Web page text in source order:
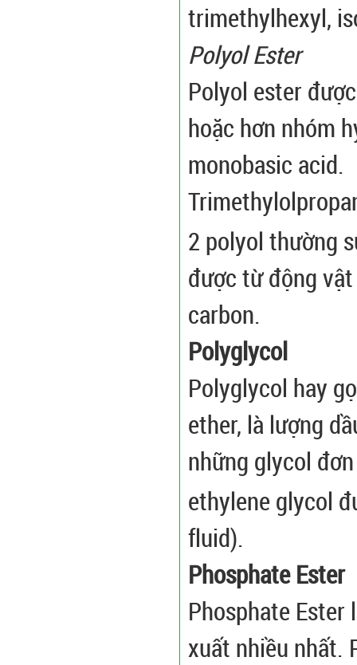
trimethylhexyl,
Polyol Ester
Polyol ester
hoặc hơn nhóm
monobasic acid.
2 polyol thường
được từ động
carbon.
Polyglycol
Polyglycol hay
ether, là lượng
những glycol
ethylene glycol
fluid).
Phosphate Ester
Phosphate
xuất nhiều nhất.